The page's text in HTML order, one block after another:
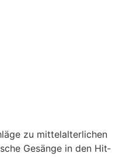
zu mittelalterlichen
Gesänge in den Hit­